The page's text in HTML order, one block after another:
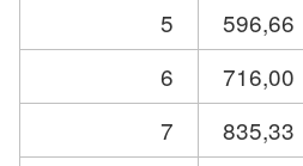
5
596,66
6
716,00
7
835,33